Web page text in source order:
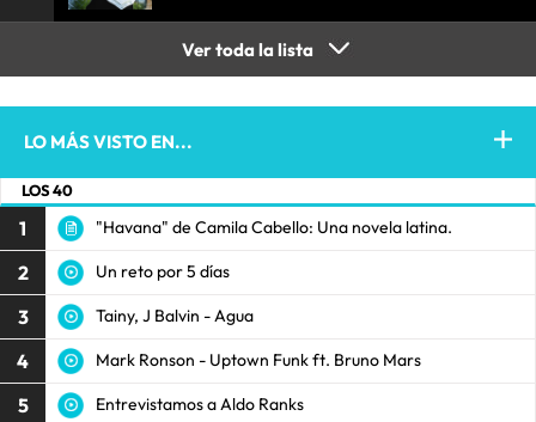
Ver toda la lista
LO MÁS VISTO EN...
LOS 40
1 "Havana" de Camila Cabello: Una novela latina.
2 Un reto por 5 días
3 Tainy, J Balvin - Agua
4 Mark Ronson - Uptown Funk ft. Bruno Mars
5 Entrevistamos a Aldo Ranks